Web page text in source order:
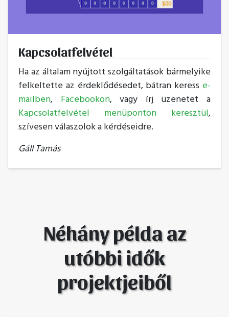
Kapcsolatfelvétel
Ha az általam nyújtott szolgáltatások bármelyike
felkeltette az érdeklődésedet, bátran keress e-
mailben, Facebookon, vagy írj üzenetet a
Kapcsolatfelvétel menüponton keresztül,
szívesen válaszolok a kérdéseidre.
Gáll Tamás
Néhány példa az
utóbbi idők
projektjeiből